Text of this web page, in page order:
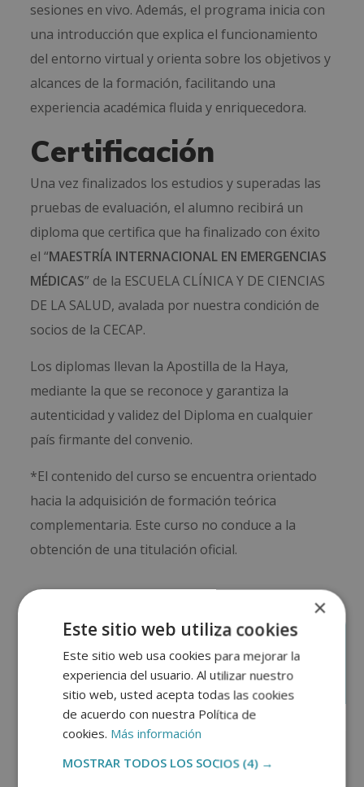
sesiones en vivo. Además, el programa inicia con
una introducción que explica el funcionamiento
del entorno virtual y orienta sobre los objetivos y
alcances de la formación, facilitando una
experiencia académica fluida y enriquecedora.
Certificación
Una vez finalizados los estudios y superadas las
pruebas de evaluación, el alumno recibirá un
diploma que certifica que ha finalizado con éxito
el “MAESTRÍA INTERNACIONAL EN EMERGENCIAS
MÉDICAS” de la ESCUELA CLÍNICA Y DE CIENCIAS
DE LA SALUD, avalada por nuestra condición de
socios de la CECAP.
Los diplomas llevan la Apostilla de la Haya,
mediante la que se reconoce y garantiza la
autenticidad y validez del Diploma en cualquier
país firmante del convenio.
*El contenido del curso se encuentra orientado
hacia la adquisición de formación teórica
complementaria. Este curso no conduce a la
obtención de una titulación oficial.
Solicita información
×
Este sitio web utiliza cookies
Este sitio web usa cookies para mejorar la
experiencia del usuario. Al utilizar nuestro
sitio web, usted acepta todas las cookies
de acuerdo con nuestra Política de
cookies. Más información
MOSTRAR TODOS LOS SOCIOS (4) →